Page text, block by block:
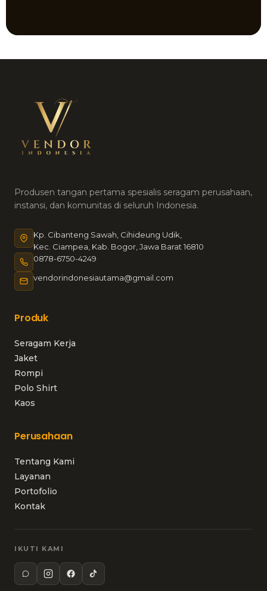
Produsen tangan pertama spesialis seragam perusahaan,
instansi, dan komunitas di seluruh Indonesia.
Kp. Cibanteng Sawah, Cihideung Udik,
Kec. Ciampea, Kab. Bogor, Jawa Barat 16810
0878-6750-4249
vendorindonesiautama@gmail.com
Produk
Seragam Kerja
Jaket
Rompi
Polo Shirt
Kaos
Perusahaan
Tentang Kami
Layanan
Portofolio
Kontak
IKUTI KAMI